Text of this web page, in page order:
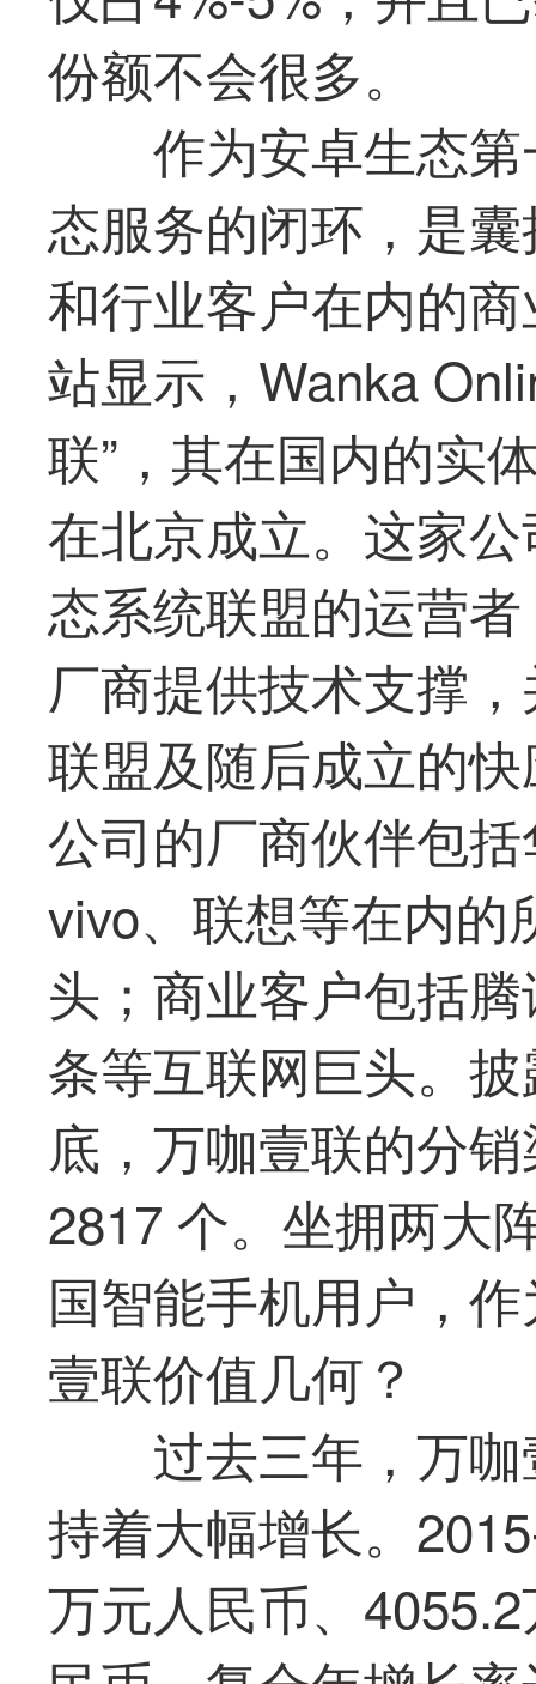
份额不会很多。
作为安卓生态
态服务的闭环，是
和行业客户在内的
站显示，Wanka
联”，其在国内的实
在北京成立。这家
态系统联盟的运营
厂商提供技术支撑
联盟及随后成立的
公司的厂商伙伴包
vivo、联想等在内的
头；商业客户包括
条等互联网巨头。
底，万咖壹联的分
2817 个。坐拥两大
国智能手机用户，
壹联价值几何？
过去三年，万
持着大幅增长。
万元人民币、